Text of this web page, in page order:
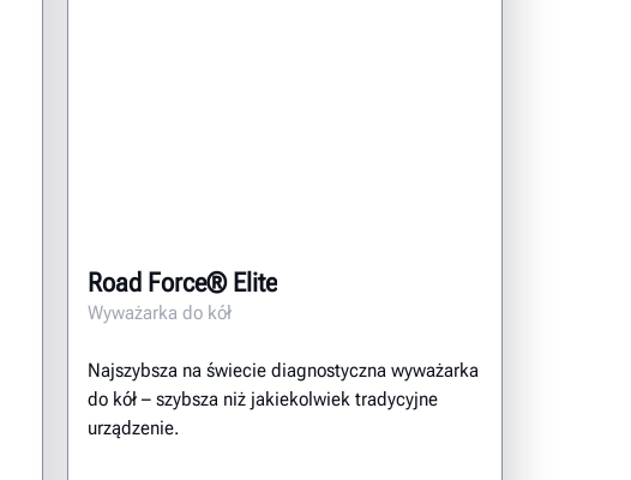
Road Force® Elite
Wyważarka do kół
Najszybsza na świecie diagnostyczna wyważarka
do kół – szybsza niż jakiekolwiek tradycyjne
urządzenie.